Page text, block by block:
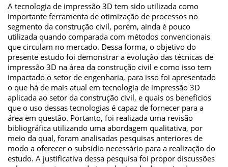
A tecnologia de impressão 3D tem sido utilizada como
importante ferramenta de otimização de processos no
segmento da construção civil, porém, ainda é pouco
utilizada quando comparada com métodos convencionais
que circulam no mercado. Dessa forma, o objetivo do
presente estudo foi demonstrar a evolução das técnicas de
impressão 3D na área da construção civil e como isso tem
impactado o setor de engenharia, para isso foi apresentado
o que há de mais atual em tecnologia de impressão 3D
aplicada ao setor da construção civil, e quais os benefícios
que o uso dessas tecnologias é capaz de fornecer para a
área em questão. Portanto, foi realizada uma revisão
bibliográfica utilizando uma abordagem qualitativa, por
meio da qual, foram analisadas pesquisas anteriores de
modo a oferecer o subsídio necessário para a realização do
estudo. A justificativa dessa pesquisa foi propor discussões